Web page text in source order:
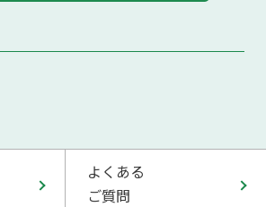
よくある
ご質問